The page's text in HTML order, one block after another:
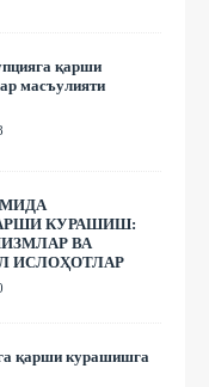
қарши
масъулияти
КУРАШИШ:
ВА
ИСЛОҲОТЛАР
қарши курашишга